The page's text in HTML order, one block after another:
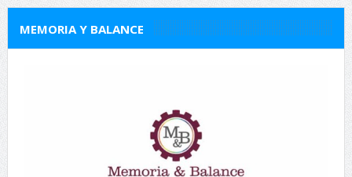
MEMORIA Y BALANCE